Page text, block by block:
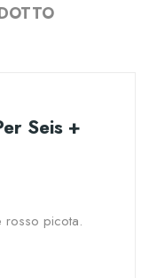
Seis +
rosso picota.